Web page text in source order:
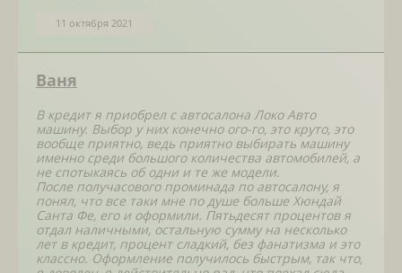
11 октября 2021
Ваня
В кредит я приобрел с автосалона Локо Авто
машину. Выбор у них конечно ого-го, это круто, это
вообще приятно, ведь приятно выбирать машину
именно среди большого количества автомобилей, а
не спотыкаясь об одни и те же модели.
После получасового проминада по автосалону, я
понял, что все таки мне по душе больше Хюндай
Санта Фе, его и оформили. Пятьдесят процентов я
отдал наличными, остальную сумму на несколько
лет в кредит, процент сладкий, без фанатизма и это
классно. Оформление получилось быстрым, так что,